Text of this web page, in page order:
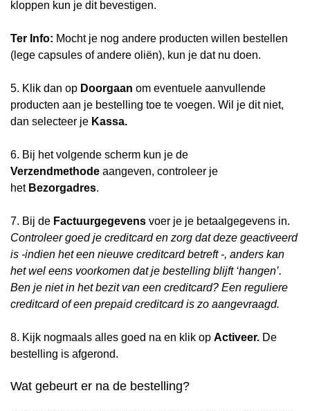
kloppen kun je dit bevestigen.
Ter Info: Mocht je nog andere producten willen bestellen
(lege capsules of andere oliën), kun je dat nu doen.
5. Klik dan op Doorgaan om eventuele aanvullende
producten aan je bestelling toe te voegen. Wil je dit niet,
dan selecteer je Kassa.
6. Bij het volgende scherm kun je de
Verzendmethode aangeven, controleer je
het Bezorgadres.
7. Bij de Factuurgegevens voer je je betaalgegevens in.
Controleer goed je creditcard en zorg dat deze geactiveerd
is -indien het een nieuwe creditcard betreft -, anders kan
het wel eens voorkomen dat je bestelling blijft ‘hangen’.
Ben je niet in het bezit van een creditcard? Een reguliere
creditcard of een prepaid creditcard is zo aangevraagd.
8. Kijk nogmaals alles goed na en klik op Activeer. De
bestelling is afgerond.
Wat gebeurt er na de bestelling?